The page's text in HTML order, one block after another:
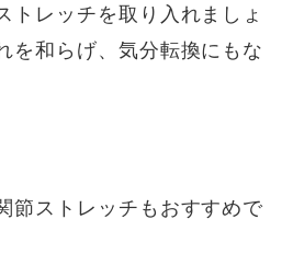
トレッチを取り入れましょ
を和らげ、気分転換にもな
節ストレッチもおすすめで